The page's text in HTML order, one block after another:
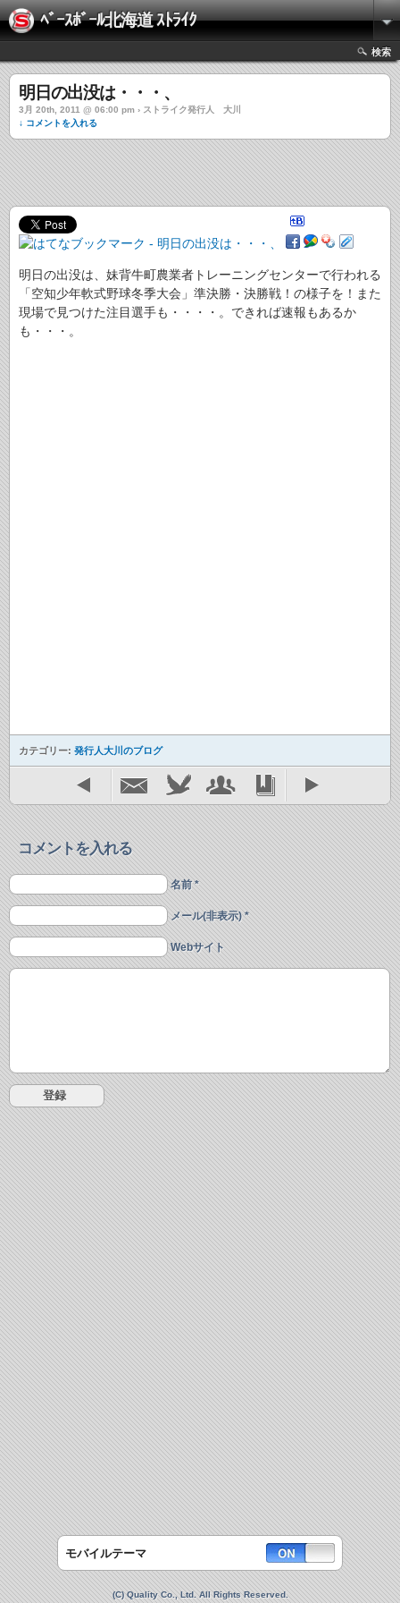
ﾍﾞｰｽﾎﾞｰﾙ北海道 ｽﾄﾗｲｸ
検索
明日の出没は・・・、
3月 20th, 2011 @ 06:00 pm › ストライク発行人 大川
↓ コメントを入れる
明日の出没は、妹背牛町農業者トレーニングセンターで行われる
「空知少年軟式野球冬季大会」準決勝・決勝戦！の様子を！また
現場で見つけた注目選手も・・・・。できれば速報もあるか
も・・・。
カテゴリー: 発行人大川のブログ
コメントを入れる
名前 *
メール(非表示) *
Webサイト
モバイルテーマ
(C) Quality Co., Ltd. All Rights Reserved.